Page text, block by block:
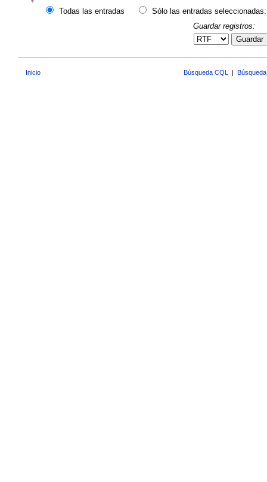
Todas las entradas
Sólo las entradas seleccionadas:
Guardar registros:
Guardar
Inicio Búsqueda CQL